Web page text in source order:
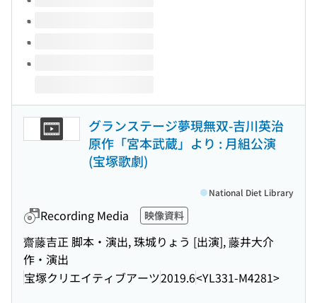
グランステージ夢現無双-吉川英治
原作「宮本武蔵」より : 月組公演
(宝塚歌劇)
Recording Media 映像資料
齋藤吉正 脚本・演出, 珠城りょう [出演], 藤井大介
作・演出
宝塚クリエイティブアーツ2019.6<YL331-M4281>
National Diet Library